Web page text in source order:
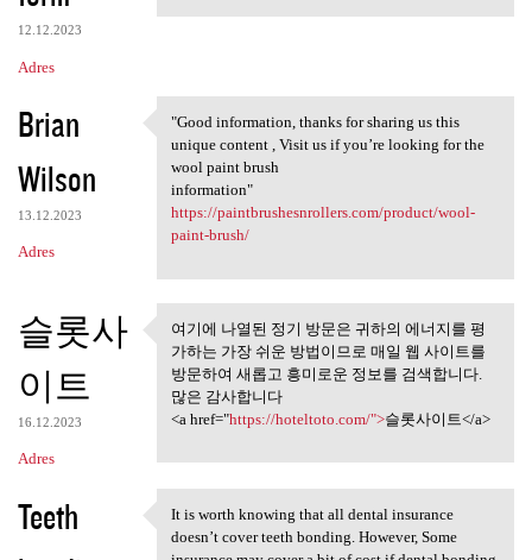
12.12.2023
Adres
Brian
Wilson
13.12.2023
Adres
"Good information, thanks for
"Good information, thanks for sharing us this
unique content , Visit us if you’re looking for the
wool paint brush
information"
https://paintbrushesnrollers.com/product/wool-
paint-brush/
슬롯사
이트
16.12.2023
Adres
여기에 나열된 정기 방문은 귀하
의 에너지를 평가하는
여기에 나열된 정기 방문은 귀하의 에너지를 평
가하는 가장 쉬운 방법이므로 매일 웹 사이트를
방문하여 새롭고 흥미로운 정보를 검색합니다.
많은 감사합니다
<a href="https://hoteltoto.com/">슬롯사이트</a>
Teeth
It is worth knowing that all
It is worth knowing that all dental insurance
doesn’t cover teeth bonding. However, Some